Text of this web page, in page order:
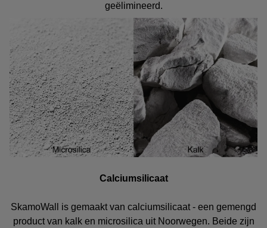
geëlimineerd.
Calciumsilicaat
SkamoWall is gemaakt van calciumsilicaat - een gemengd
product van kalk en microsilica uit Noorwegen. Beide zijn